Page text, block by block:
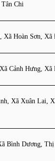
Chi
Xã Hoàn Sơn,
Cảnh Hưng, Xã
Xã Xuân Lai,
Bình Dương, Thị